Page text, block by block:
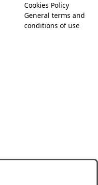
Cookies Policy
General terms and
conditions of use